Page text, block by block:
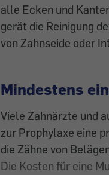
alle Ecken und
gerät die Reinigung
von Zahnseide oder
Mindestens
Viele Zahnärzte und
zur Prophylaxe eine
die Zähne von
Die Kosten für eine